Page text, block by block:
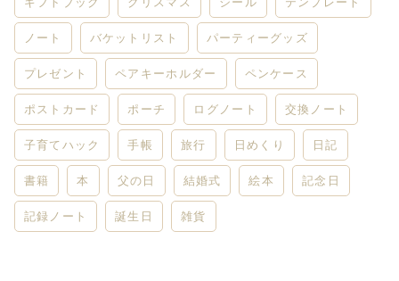
ノート バケットリスト パーティーグッズ
プレゼント ペアキーホルダー ペンケース
ポストカード ポーチ ログノート 交換ノート
子育てハック 手帳 旅行 日めくり 日記
書籍 本 父の日 結婚式 絵本 記念日
記録ノート 誕生日 雑貨